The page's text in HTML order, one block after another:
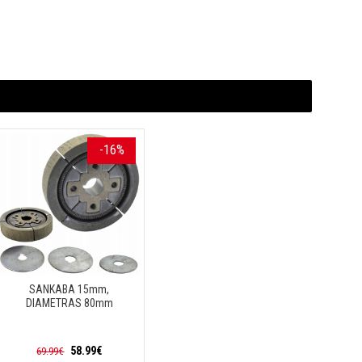
-16%
SANKABA 15mm,
DIAMETRAS 80mm
69.99€ 58.99€